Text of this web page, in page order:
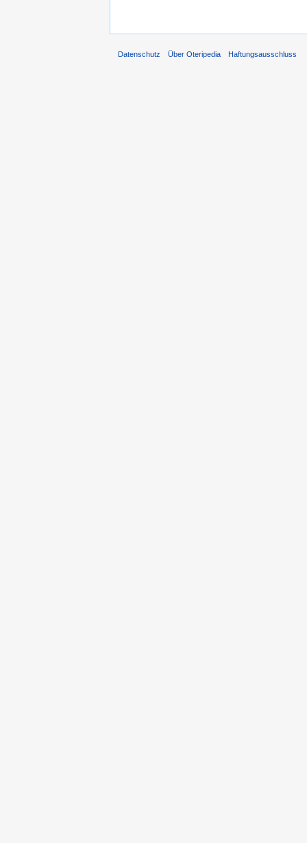
Datenschutz Über Oteripedia Haftungsausschluss